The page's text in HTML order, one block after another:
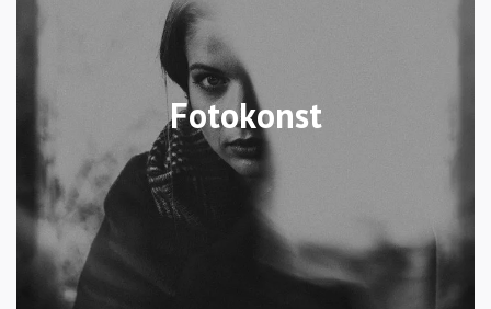
Fotokonst